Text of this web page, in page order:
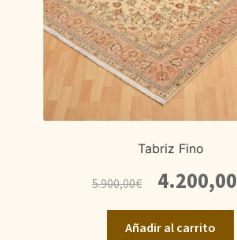
Tabriz Fino
5.900,00€
precio
original
era:
4.200,00
Añadir al carrito